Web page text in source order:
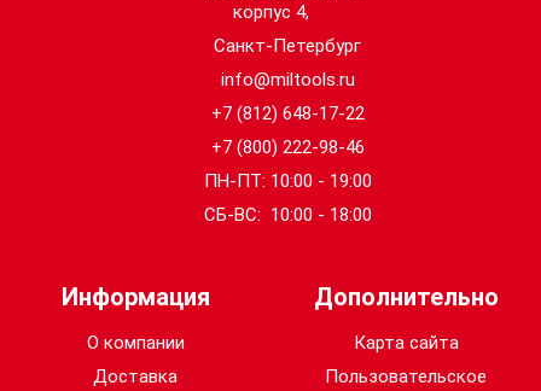
корпус 4,
Санкт-Петербург
info@miltools.ru
+7 (812) 648-17-22
+7 (800) 222-98-46
ПН-ПТ: 10:00 - 19:00
СБ-ВС: 10:00 - 18:00
Информация
О компании
Доставка
Дополнительно
Карта сайта
Пользовательское